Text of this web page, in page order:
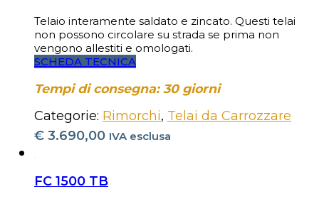
Telaio interamente saldato e zincato. Questi telai
non possono circolare su strada se prima non
vengono allestiti e omologati.
SCHEDA TECNICA
Tempi di consegna: 30 giorni
Categorie: Rimorchi, Telai da Carrozzare
€ 3.690,00 IVA esclusa
FC 1500 TB